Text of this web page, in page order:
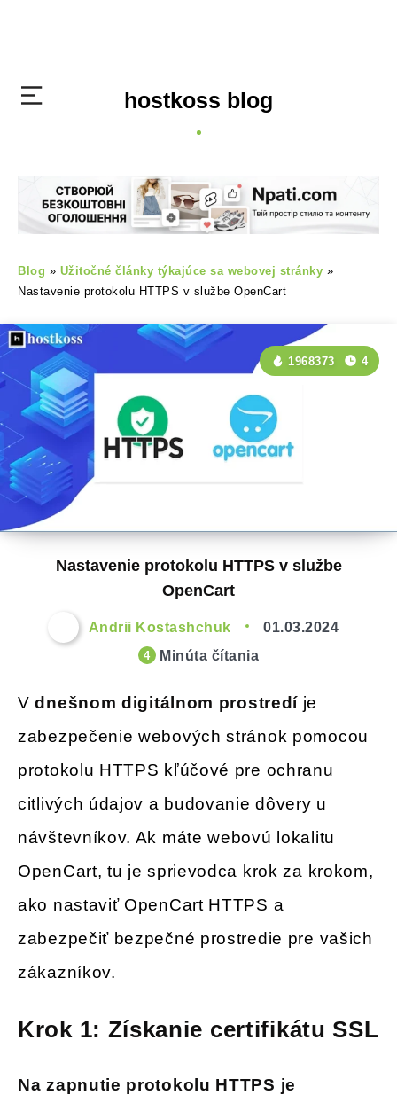
hostkoss blog
Blog » Užitočné články týkajúce sa webovej stránky »
Nastavenie protokolu HTTPS v službe OpenCart
Nastavenie protokolu HTTPS v službe
OpenCart
1968373 4
Andrii Kostashchuk 01.03.2024
4 Minúta čítania
Vdnešnom digitálnom prostredí je
zabezpečenie webových stránok pomocou
protokolu HTTPS kľúčové pre ochranu
citlivých údajov a budovanie dôvery u
návštevníkov. Ak máte webovú lokalitu
OpenCart, tu je sprievodca krok za krokom,
ako nastaviť OpenCart HTTPS a
zabezpečiť bezpečné prostredie pre vašich
zákazníkov.
Krok 1: Získanie certifikátu SSL
Na zapnutie protokolu HTTPS je